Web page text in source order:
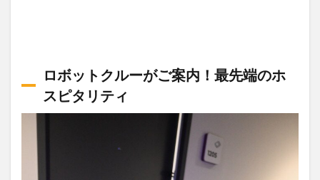
ロボットクルーがご案内！最先端のホ
スピタリティ